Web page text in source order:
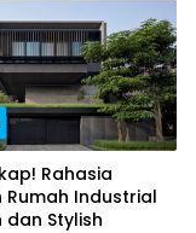
Rahasia
Rumah Industrial
dan Stylish